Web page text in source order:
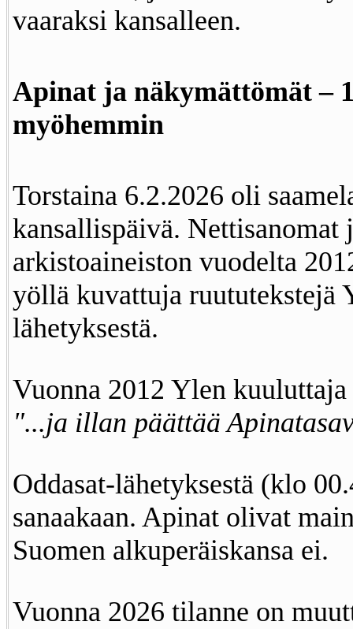
vaaraksi kansalleen.
Apinat ja näkymättömät –
myöhemmin
Torstaina 6.2.2026 oli
kansallispäivä. Nettisanomat
arkistoaineiston vuodelta
yöllä kuvattuja ruututekstejä
lähetyksestä.
Vuonna 2012 Ylen
"...ja illan päättää
Oddasat-lähetyksestä (klo
sanaakaan. Apinat olivat
Suomen alkuperäiskansa ei.
Vuonna 2026 tilanne on